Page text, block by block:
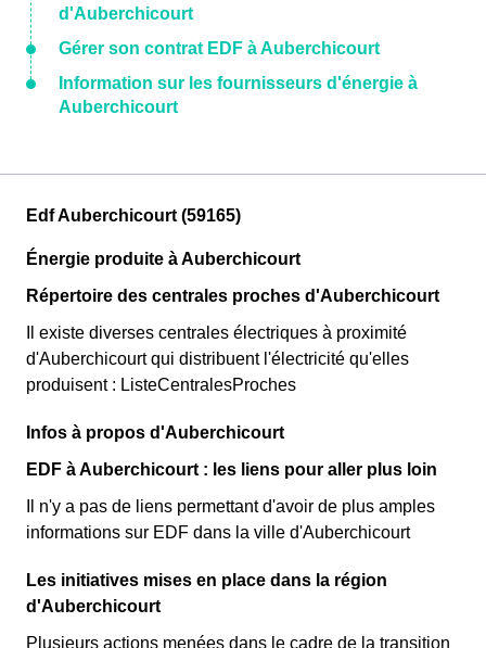
d'Auberchicourt
Gérer son contrat EDF à Auberchicourt
Information sur les fournisseurs d'énergie à
Auberchicourt
Edf Auberchicourt (59165)
Énergie produite à Auberchicourt
Répertoire des centrales proches d'Auberchicourt
Il existe diverses centrales électriques à proximité
d'Auberchicourt qui distribuent l'électricité qu'elles
produisent : ListeCentralesProches
Infos à propos d'Auberchicourt
EDF à Auberchicourt : les liens pour aller plus loin
Il n'y a pas de liens permettant d'avoir de plus amples
informations sur EDF dans la ville d'Auberchicourt
Les initiatives mises en place dans la région
d'Auberchicourt
Plusieurs actions menées dans le cadre de la transition